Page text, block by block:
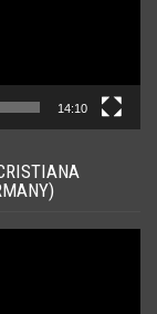
14:10